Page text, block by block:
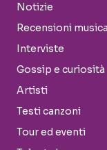
Notizie
Recensioni
Interviste
Gossip e curiosità
Artisti
Testi canzoni
Tour ed eventi